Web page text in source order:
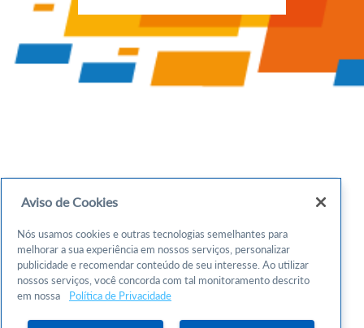
Aviso de Cookies
Nós usamos cookies e outras tecnologias semelhantes para
melhorar a sua experiência em nossos serviços, personalizar
publicidade e recomendar conteúdo de seu interesse. Ao utilizar
nossos serviços, você concorda com tal monitoramento descrito
em nossa
Política de Privacidade